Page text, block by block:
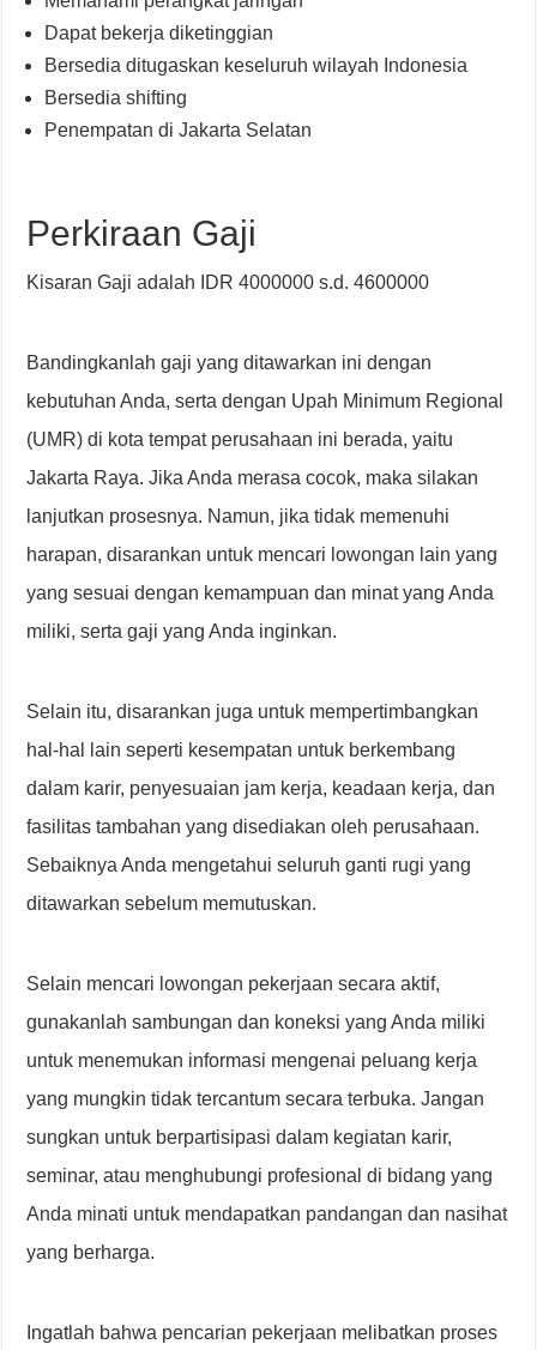
Dapat bekerja diketinggian
Bersedia ditugaskan keseluruh wilayah Indonesia
Bersedia shifting
Penempatan di Jakarta Selatan
Perkiraan Gaji
Kisaran Gaji adalah IDR 4000000 s.d. 4600000
Bandingkanlah gaji yang ditawarkan ini dengan
kebutuhan Anda, serta dengan Upah Minimum Regional
(UMR) di kota tempat perusahaan ini berada, yaitu
Jakarta Raya. Jika Anda merasa cocok, maka silakan
lanjutkan prosesnya. Namun, jika tidak memenuhi
harapan, disarankan untuk mencari lowongan lain yang
yang sesuai dengan kemampuan dan minat yang Anda
miliki, serta gaji yang Anda inginkan.
Selain itu, disarankan juga untuk mempertimbangkan
hal-hal lain seperti kesempatan untuk berkembang
dalam karir, penyesuaian jam kerja, keadaan kerja, dan
fasilitas tambahan yang disediakan oleh perusahaan.
Sebaiknya Anda mengetahui seluruh ganti rugi yang
ditawarkan sebelum memutuskan.
Selain mencari lowongan pekerjaan secara aktif,
gunakanlah sambungan dan koneksi yang Anda miliki
untuk menemukan informasi mengenai peluang kerja
yang mungkin tidak tercantum secara terbuka. Jangan
sungkan untuk berpartisipasi dalam kegiatan karir,
seminar, atau menghubungi profesional di bidang yang
Anda minati untuk mendapatkan pandangan dan nasihat
yang berharga.
Ingatlah bahwa pencarian pekerjaan melibatkan proses